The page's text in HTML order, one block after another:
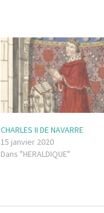
CHARLES II DE NAVARRE
15 janvier 2020
Dans "HERALDIQUE"